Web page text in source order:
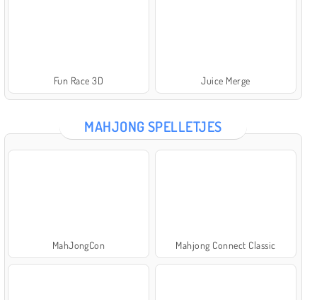
Fun Race 3D Juice Merge
MAHJONG SPELLETJES
MahJongCon Mahjong Connect Classic